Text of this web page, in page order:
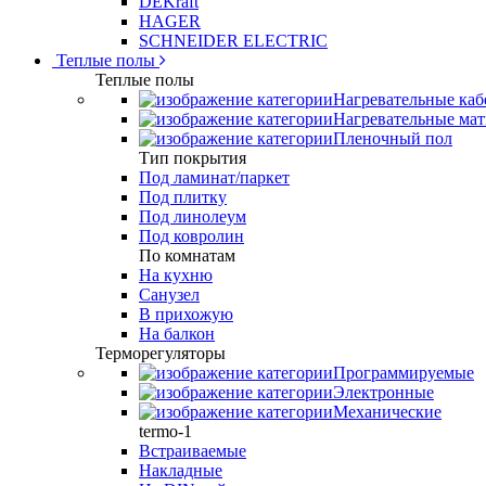
HAGER
SCHNEIDER ELECTRIC
Теплые полы
Теплые полы
Нагревательные
Нагревательные
Пленочный пол
Тип покрытия
Под ламинат/паркет
Под плитку
Под линолеум
Под ковролин
По комнатам
На кухню
Санузел
В прихожую
На балкон
Терморегуляторы
Программируемые
Электронные
Механические
termo-1
Встраиваемые
Накладные